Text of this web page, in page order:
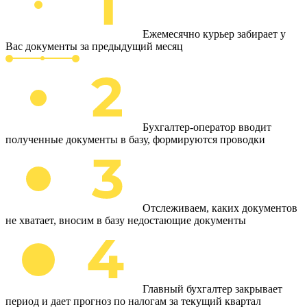
Ежемесячно курьер забирает у
Вас документы за предыдущий месяц
Бухгалтер-оператор вводит
полученные документы в базу, формируются проводки
Отслеживаем, каких документов
не хватает, вносим в базу недостающие документы
Главный бухгалтер закрывает
период и дает прогноз по налогам за текущий квартал